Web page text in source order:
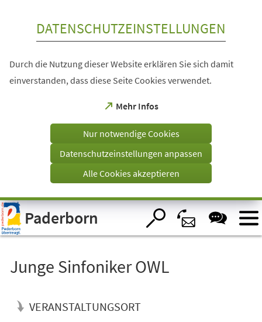
Visuelle
Assistenzsoftware
öffnen.
DATENSCHUTZEINSTELLUNGEN
Durch die Nutzung dieser Website erklären Sie sich damit
einverstanden, dass diese Seite Cookies verwendet.
Mehr Infos
(Öffnet
einem
Tab)
Nur notwendige Cookies
Datenschutzeinstellungen anpassen
Alle Cookies akzeptieren
Paderborn
Junge Sinfoniker OWL
VERANSTALTUNGSORT